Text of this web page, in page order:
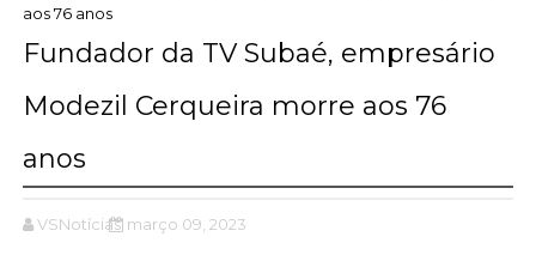
aos 76 anos
Fundador da TV Subaé, empresário
Modezil Cerqueira morre aos 76
anos
VSNotícias março 09, 2023